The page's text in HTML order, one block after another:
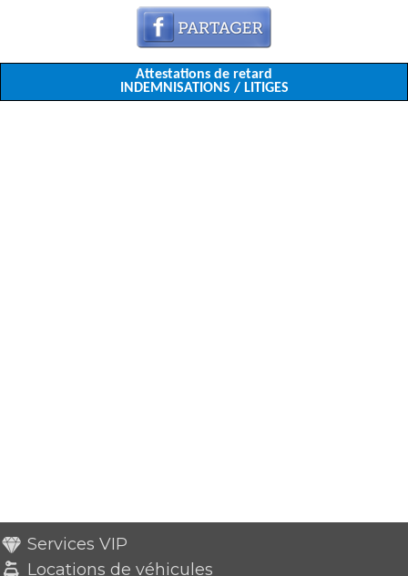
Attestations de retard
INDEMNISATIONS / LITIGES
Services VIP
Locations de véhicules